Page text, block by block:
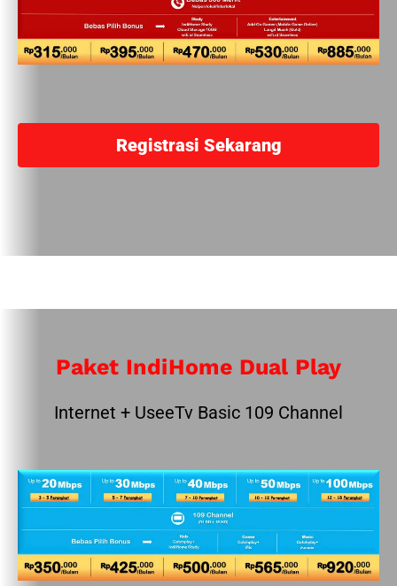
Registrasi Sekarang
Paket IndiHome Dual Play
Internet + UseeTv Basic 109 Channel